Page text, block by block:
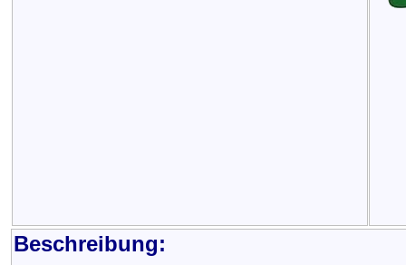
Beschreibung: